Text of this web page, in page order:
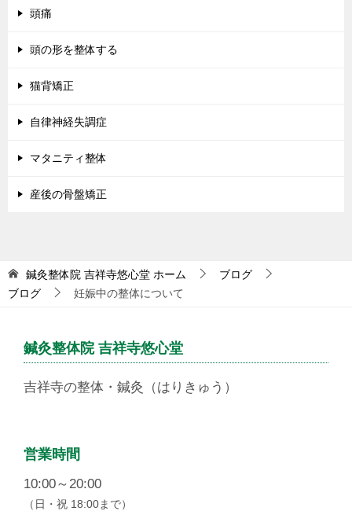
頭痛
頭の形を整体する
猫背矯正
自律神経失調症
マタニティ整体
産後の骨盤矯正
鍼灸整体院 吉祥寺悠心堂 ホーム
ブログ
ブログ
妊娠中の整体について
鍼灸整体院 吉祥寺悠心堂
吉祥寺の整体・鍼灸（はりきゅう）
営業時間
10:00～20:00
（日・祝 18:00まで）